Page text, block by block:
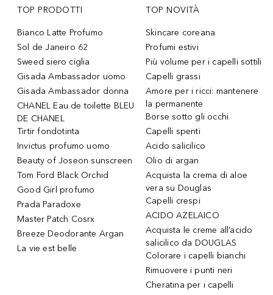
TOP PRODOTTI
Bianco Latte Profumo
Sol de Janeiro 62
Sweed siero ciglia
Gisada Ambassador uomo
Gisada Ambassador donna
CHANEL Eau de toilette BLEU
DE CHANEL
Tirtir fondotinta
Invictus profumo uomo
Beauty of Joseon sunscreen
Tom Ford Black Orchid
Good Girl profumo
Prada Paradoxe
Master Patch Cosrx
Breeze Deodorante Argan
La vie est belle
TOP NOVITÀ
Skincare coreana
Profumi estivi
Più volume per i capelli sottili
Capelli grassi
Amore per i ricci: mantenere
la permanente
Borse sotto gli occhi
Capelli spenti
Acido salicilico
Olio di argan
Acquista la crema di aloe
vera su Douglas
Capelli crespi
ACIDO AZELAICO
Acquista le creme all’acido
salicilico da DOUGLAS
Colorare i capelli bianchi
Rimuovere i punti neri
Cheratina per i capelli